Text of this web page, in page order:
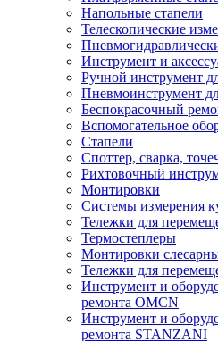
Напольные стапели
Телескопические
Инструмент и
Ручной инструмент
Пневмоинструмент
Беспокрасочный
Вспомогательное
Стапели
Споттер, сварка,
Рихтовочный
Монтировки
Системы измерения
Тележки для
Термостеплеры
Монтировки
Тележки для
Инструмент и
ремонта OMCN
Инструмент и
ремонта STANZANI